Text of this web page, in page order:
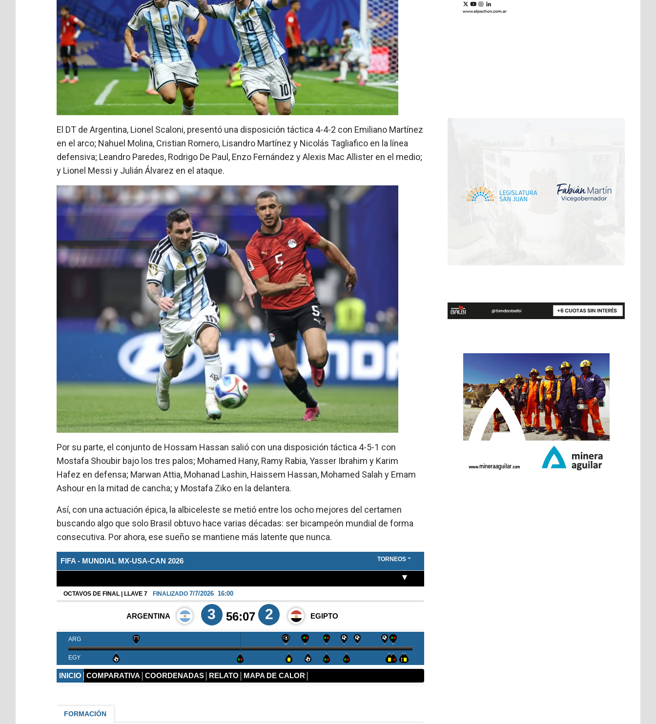
El DT de Argentina, Lionel Scaloni, presentó una disposición táctica 4-4-2 con Emiliano Martínez
en el arco; Nahuel Molina, Cristian Romero, Lisandro Martínez y Nicolás Tagliafico en la línea
defensiva; Leandro Paredes, Rodrigo De Paul, Enzo Fernández y Alexis Mac Allister en el medio;
y Lionel Messi y Julián Álvarez en el ataque.
Por su parte, el conjunto de Hossam Hassan salió con una disposición táctica 4-5-1 con
Mostafa Shoubir bajo los tres palos; Mohamed Hany, Ramy Rabia, Yasser Ibrahim y Karim
Hafez en defensa; Marwan Attia, Mohanad Lashin, Haissem Hassan, Mohamed Salah y Emam
Ashour en la mitad de cancha; y Mostafa Ziko en la delantera.
Así, con una actuación épica, la albiceleste se metió entre los ocho mejores del certamen
buscando algo que solo Brasil obtuvo hace varias décadas: ser bicampeón mundial de forma
consecutiva. Por ahora, ese sueño se mantiene más latente que nunca.